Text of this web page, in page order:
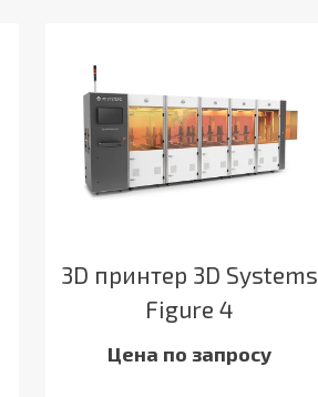
3D принтер 3D Systems
Figure 4
Цена по запросу